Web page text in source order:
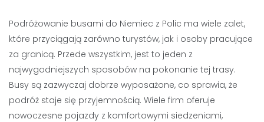
Podróżowanie busami do Niemiec z Polic ma wiele zalet,
które przyciągają zarówno turystów, jak i osoby pracujące
za granicą. Przede wszystkim, jest to jeden z
najwygodniejszych sposobów na pokonanie tej trasy.
Busy są zazwyczaj dobrze wyposażone, co sprawia, że
podróż staje się przyjemnością. Wiele firm oferuje
nowoczesne pojazdy z komfortowymi siedzeniami,